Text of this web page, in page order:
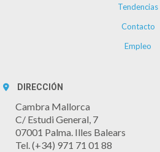
Tendencias
Contacto
Empleo
DIRECCIÓN
Cambra Mallorca
C/ Estudi General, 7
07001 Palma. Illes Balears
Tel. (+34) 971 71 01 88